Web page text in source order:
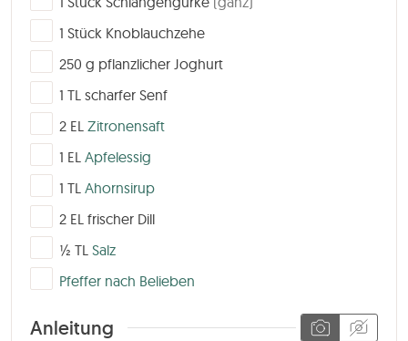
▢1 Stück Knoblauchzehe
▢
250 g pflanzlicher Joghurt
▢1 TL scharfer Senf
▢
2 EL Zitronensaft
▢1 EL Apfelessig
▢1 TL Ahornsirup
▢
2 EL frischer Dill
▢
½ TL Salz
▢
Pfeffer nach Belieben
Anleitung